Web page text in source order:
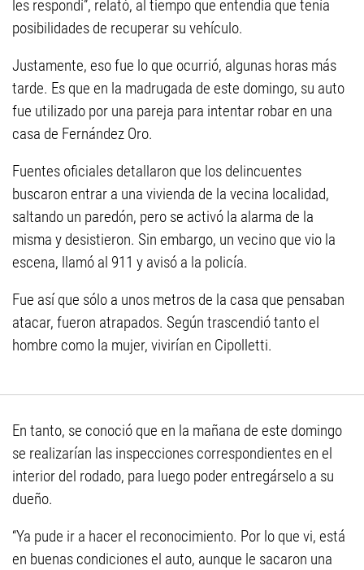
les respondí”, relató, al tiempo que entendía que tenía
posibilidades de recuperar su vehículo.
Justamente, eso fue lo que ocurrió, algunas horas más
tarde. Es que en la madrugada de este domingo, su auto
fue utilizado por una pareja para intentar robar en una
casa de Fernández Oro.
Fuentes oficiales detallaron que los delincuentes
buscaron entrar a una vivienda de la vecina localidad,
saltando un paredón, pero se activó la alarma de la
misma y desistieron. Sin embargo, un vecino que vio la
escena, llamó al 911 y avisó a la policía.
Fue así que sólo a unos metros de la casa que pensaban
atacar, fueron atrapados. Según trascendió tanto el
hombre como la mujer, vivirían en Cipolletti.
En tanto, se conoció que en la mañana de este domingo
se realizarían las inspecciones correspondientes en el
interior del rodado, para luego poder entregárselo a su
dueño.
“Ya pude ir a hacer el reconocimiento. Por lo que vi, está
en buenas condiciones el auto, aunque le sacaron una